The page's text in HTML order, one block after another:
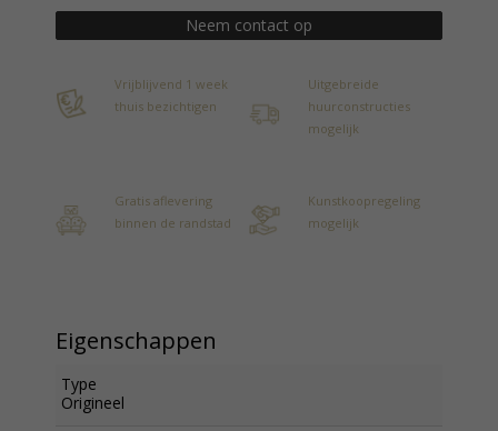
Neem contact op
Vrijblijvend 1 week
thuis bezichtigen
Uitgebreide
huurconstructies
mogelijk
Gratis aflevering
binnen de randstad
Kunstkoopregeling
mogelijk
Eigenschappen
Type
Origineel